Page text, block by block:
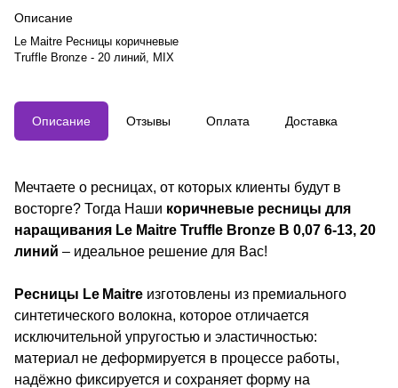
Описание
Le Maitre Ресницы коричневые
Truffle Bronze - 20 линий, MIX
Описание Отзывы Оплата Доставка
Мечтаете о ресницах, от которых клиенты будут в
восторге? Тогда Наши коричневые ресницы для
наращивания Le Maitre Truffle Bronze B 0,07 6-13, 20
линий – идеальное решение для Вас!
Ресницы Le Maitre изготовлены из премиального
синтетического волокна, которое отличается
исключительной упругостью и эластичностью:
материал не деформируется в процессе работы,
надёжно фиксируется и сохраняет форму на